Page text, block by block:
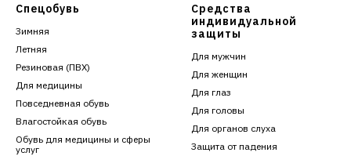
Спецобувь
Зимняя
Летняя
Резиновая (ПВХ)
Для медицины
Повседневная обувь
Влагостойкая обувь
Обувь для медицины и сферы
услуг
Средства
индивидуальной
защиты
Для мужчин
Для женщин
Для глаз
Для головы
Для органов слуха
Защита от падения